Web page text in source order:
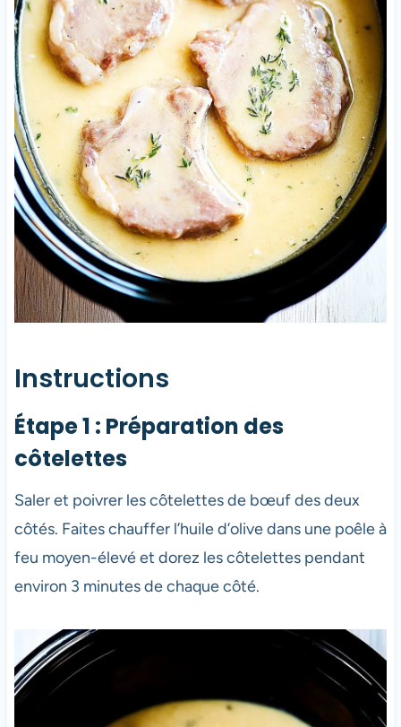
Instructions
Étape 1 : Préparation des
côtelettes
Saler et poivrer les côtelettes de bœuf des deux
côtés. Faites chauffer l’huile d’olive dans une poêle à
feu moyen-élevé et dorez les côtelettes pendant
environ 3 minutes de chaque côté.